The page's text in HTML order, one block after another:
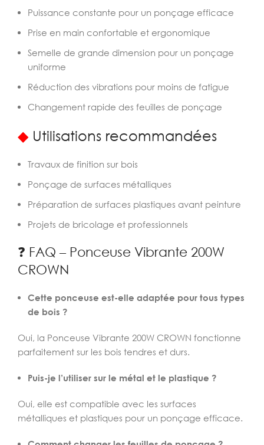
Puissance constante pour un ponçage efficace
Prise en main confortable et ergonomique
Semelle de grande dimension pour un ponçage
uniforme
Réduction des vibrations pour moins de fatigue
Changement rapide des feuilles de ponçage
◆Utilisations recommandées
Travaux de finition sur bois
Ponçage de surfaces métalliques
Préparation de surfaces plastiques avant peinture
Projets de bricolage et professionnels
❓ FAQ – Ponceuse Vibrante 200W
CROWN
Cette ponceuse est-elle adaptée pour tous types
de bois ?
Oui, la Ponceuse Vibrante 200W CROWN fonctionne
parfaitement sur les bois tendres et durs.
Puis-je l’utiliser sur le métal et le plastique ?
Oui, elle est compatible avec les surfaces
métalliques et plastiques pour un ponçage efficace.